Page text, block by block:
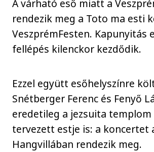
A várható eső miatt a
rendezik meg a Toto ma esti
VeszprémFesten. Kapunyitás
fellépés kilenckor kezdődik.
Ezzel együtt esőhelyszínre
Snétberger Ferenc és Fenyő
eredetileg a jezsuita
tervezett estje is: a koncertet
Hangvillában rendezik meg.